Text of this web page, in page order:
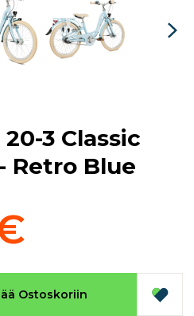
3 Classic
Retro Blue
Ostoskoriin